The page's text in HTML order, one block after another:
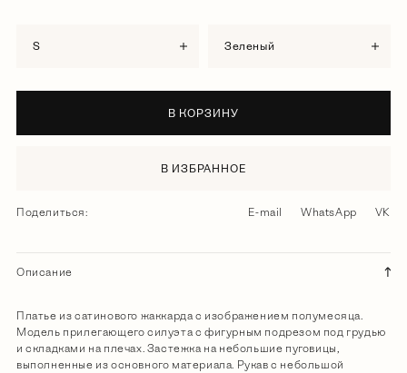
S зеленый
В КОРЗИНУ
В ИЗБРАННОЕ
Поделиться: E-mail WhatsApp VK
Описание
Платье из сатинового жаккарда с изображением полумесяца.
Модель прилегающего силуэта с фигурным подрезом под грудью
и складками на плечах. Застежка на небольшие пуговицы,
выполненные из основного материала. Рукав с небольшой